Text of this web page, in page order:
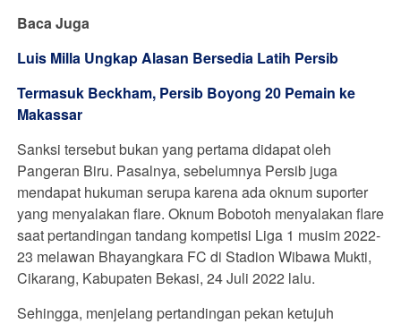
Baca Juga
Luis Milla Ungkap Alasan Bersedia Latih Persib
Termasuk Beckham, Persib Boyong 20 Pemain ke
Makassar
Sanksi tersebut bukan yang pertama didapat oleh
Pangeran Biru. Pasalnya, sebelumnya Persib juga
mendapat hukuman serupa karena ada oknum suporter
yang menyalakan flare. Oknum Bobotoh menyalakan flare
saat pertandingan tandang kompetisi Liga 1 musim 2022-
23 melawan Bhayangkara FC di Stadion Wibawa Mukti,
Cikarang, Kabupaten Bekasi, 24 Juli 2022 lalu.
Sehingga, menjelang pertandingan pekan ketujuh